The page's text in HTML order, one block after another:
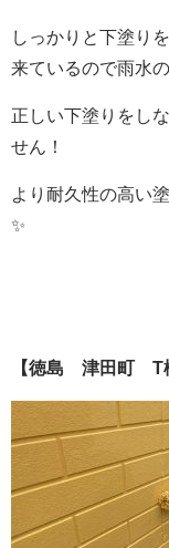
しっかりと下塗り
来ているので雨水
正しい下塗りをし
せん！
より耐久性の高い
✨
【徳島 津田町 T